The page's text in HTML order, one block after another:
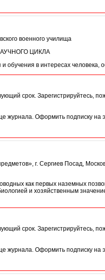
военного училища
ЦИКЛА
в интересах человека,
срок. Зарегистрируйтесь,
журнала. Оформить подписку
г. Сергиев Посад,
как первых наземных
и хозяйственным
срок. Зарегистрируйтесь,
журнала. Оформить подписку